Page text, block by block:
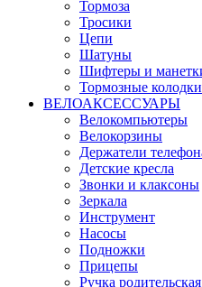
Тормоза
Тросики
Цепи
Шатуны
Шифтеры и
Тормозные колодки
ВЕЛОАКСЕССУАРЫ
Велокомпьютеры
Велокорзины
Держатели
Детские кресла
Звонки и клаксоны
Зеркала
Инструмент
Насосы
Подножки
Прицепы
Ручка родительская